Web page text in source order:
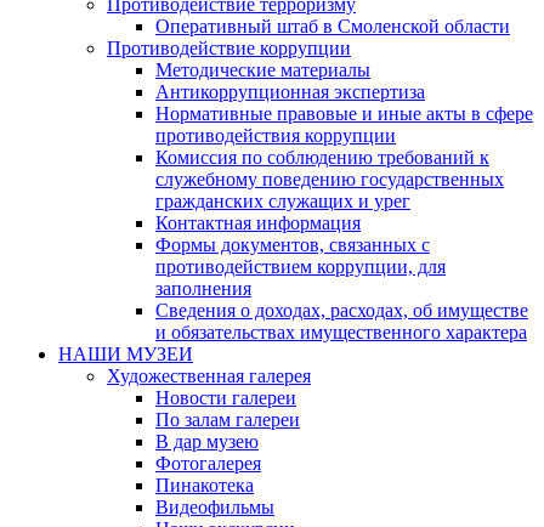
Противодействие терроризму
Оперативный штаб в Смоленской области
Противодействие коррупции
Методические материалы
Антикоррупционная экспертиза
Нормативные правовые и иные акты в сфере
противодействия коррупции
Комиссия по соблюдению требований к
служебному поведению государственных
гражданских служащих и урег
Контактная информация
Формы документов, связанных с
противодействием коррупции, для
заполнения
Сведения о доходах, расходах, об имуществе
и обязательствах имущественного характера
НАШИ МУЗЕИ
Художественная галерея
Новости галереи
По залам галереи
В дар музею
Фотогалерея
Пинакотека
Видеофильмы